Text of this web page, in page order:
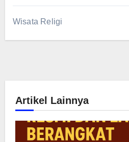
Wisata Religi
Artikel Lainnya